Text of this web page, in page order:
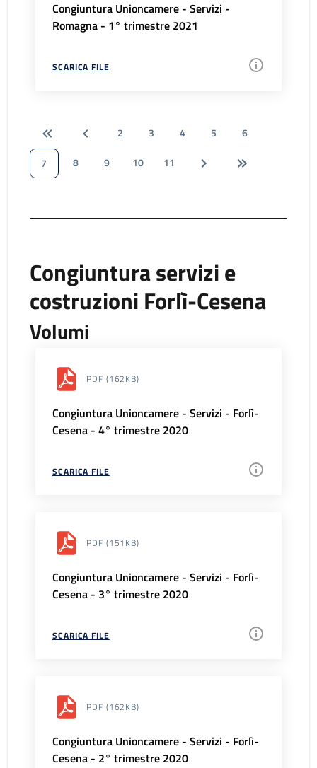
Congiuntura Unioncamere - Servizi -
Romagna - 1° trimestre 2021
SCARICA FILE
2 3 4 5
6
7
8 9 10 11
Congiuntura servizi e
costruzioni Forlì-Cesena
Volumi
PDF (162KB)
Congiuntura Unioncamere - Servizi - Forlì-
Cesena - 4° trimestre 2020
SCARICA FILE
PDF (151KB)
Congiuntura Unioncamere - Servizi - Forlì-
Cesena - 3° trimestre 2020
SCARICA FILE
PDF (162KB)
Congiuntura Unioncamere - Servizi - Forlì-
Cesena - 2° trimestre 2020